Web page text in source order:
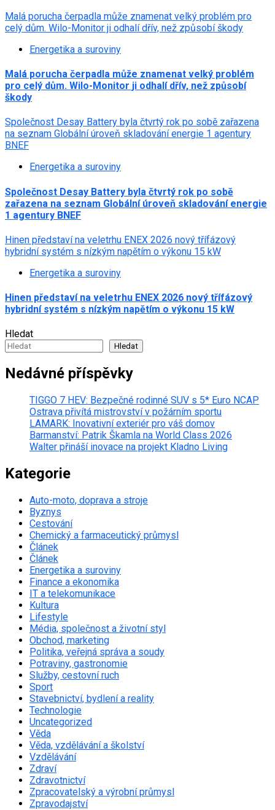
Malá porucha čerpadla může znamenat velký problém pro
celý dům. Wilo-Monitor ji odhalí dřív, než způsobí škody
Energetika a suroviny
Malá porucha čerpadla může znamenat velký problém
pro celý dům. Wilo-Monitor ji odhalí dřív, než způsobí
škody
Společnost Desay Battery byla čtvrtý rok po sobě zařazena
na seznam Globální úroveň skladování energie 1 agentury
BNEF
Energetika a suroviny
Společnost Desay Battery byla čtvrtý rok po sobě
zařazena na seznam Globální úroveň skladování energie
1 agentury BNEF
Hinen představí na veletrhu ENEX 2026 nový třífázový
hybridní systém s nízkým napětím o výkonu 15 kW
Energetika a suroviny
Hinen představí na veletrhu ENEX 2026 nový třífázový
hybridní systém s nízkým napětím o výkonu 15 kW
Hledat
Hledat
Nedávné příspěvky
TIGGO 7 HEV: Bezpečné rodinné SUV s 5* Euro NCAP
Ostrava přivítá mistrovství v požárním sportu
LAMARK: Inovativní exteriér pro váš domov
Barmanství: Patrik Škamla na World Class 2026
Walter přináší inovace na projekt Kladno Living
Kategorie
Auto-moto, doprava a stroje
Byznys
Cestování
Chemický a farmaceutický průmysl
Článek
Článek
Energetika a suroviny
Finance a ekonomika
IT a telekomunikace
Kultura
Lifestyle
Média, společnost a životní styl
Obchod, marketing
Politika, veřejná správa a soudy
Potraviny, gastronomie
Služby, cestovní ruch
Sport
Stavebnictví, bydlení a reality
Technologie
Uncategorized
Věda
Věda, vzdělávání a školství
Vzdělávání
Zdraví
Zdravotnictví
Zpracovatelský a výrobní průmysl
Zpravodajství